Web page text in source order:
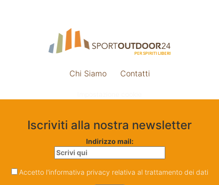
Chi Siamo Contatti
Iscriviti alla nostra newsletter
Indirizzo mail:
Accetto l'informativa privacy relativa al trattamento dei dati